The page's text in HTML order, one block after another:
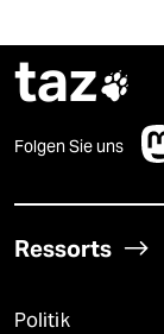
taz
Folgen Sie uns
Ressorts
Politik